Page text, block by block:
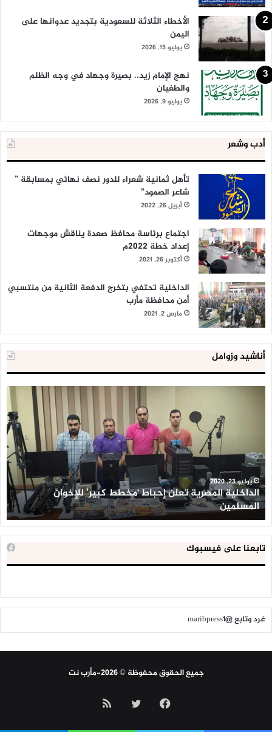
الأخطاء الثلاثة للسعودية بتجديد عدوانها على
اليمن
يوليو 15, 2026
نهج الإمام زيد.. بصيرة وجهاد في وجه الظلم
والطغيان
يوليو 9, 2026
أدب وشعر
تأهل ثمانية شعراء للدور نصف نهائي بمسابقة ”
شاعر الصمود”
أبريل 26, 2022
اجتماع برئاسة محافظ صعدة يناقش موجهات
إعداد خطة 2022م
أكتوبر 26, 2021
الداخلية تحتفي بتخرج الدفعة الثانية من منتسبي
أمن محافظة مأرب
مارس 2, 2021
أناشيد وزوامل
كبير’
للإخوان
المسلمين
يوليو 23, 2020
الداخلية المصرية تعلن إحباط ‘مخطط كبير’ للإخوان
المسلمين
تابعنا على فيسبوك
غرد وتابع @maribpress1
جميع الحقوق محفوظة © 2026-مأرب نت
فيسبوك تويتر ملخص